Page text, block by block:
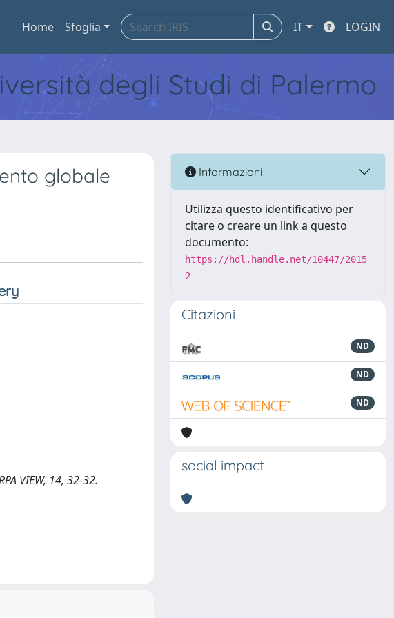
Home Sfoglia IT LOGIN
degli Studi di Palermo
globale
VIEW, 14, 32-32.
Informazioni
Utilizza questo identificativo per
citare o creare un link a questo
documento:
https://hdl.handle.net/10447/2015
2
Citazioni
ND
ND
ND
social impact